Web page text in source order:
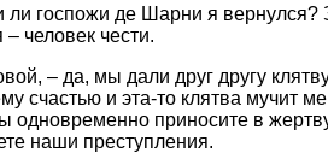
госпожи де Шарни я вернулся?
человек чести.
– да, мы дали друг другу
счастью и эта-то клятва мучит
одновременно приносите в
наши преступления.